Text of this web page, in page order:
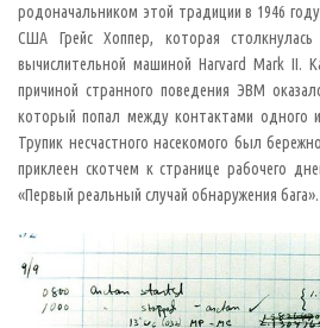
родоначальником этой традиции в 1946
США Грейс Хоппер, которая
вычислительной машиной Harvard Mark II.
причиной странного поведения ЭВМ
который попал между контактами одного
Трупик несчастного насекомого был
приклеен скотчем к странице рабочего
«Первый реальный случай обнаружения бага».
о
с
м
и
!
)
,
с
а
м
о
д
р